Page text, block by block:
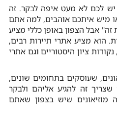
יש לכם לא מעט איפה לבקר. זה
מיש איתכם אוהבים, למה אתם
אבל הצפון באופן כללי מציע
הוא מציע אתרי תיירות רבים,
ציון היסטוריים וגם אתרי
שעוסקים בתחומים שונים,
זה להגיע אליהם ולבקר
מוזיאונים שיש בצפון שאתם